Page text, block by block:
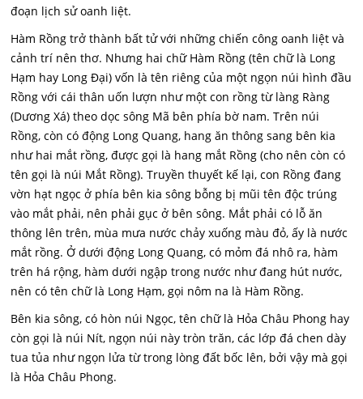
đoạn lịch sử oanh liệt.
Hàm Rồng trở thành bất tử với những chiến công oanh liệt và
cảnh trí nên thơ. Nhưng hai chữ Hàm Rồng (tên chữ là Long
Hạm hay Long Đại) vốn là tên riêng của một ngọn núi hình đầu
Rồng với cái thân uốn lượn như một con rồng từ làng Ràng
(Dương Xá) theo dọc sông Mã bên phía bờ nam. Trên núi
Rồng, còn có động Long Quang, hang ăn thông sang bên kia
như hai mắt rồng, được gọi là hang mắt Rồng (cho nên còn có
tên gọi là núi Mắt Rồng). Truyền thuyết kế lại, con Rồng đang
vờn hạt ngọc ở phía bên kia sông bỗng bị mũi tên độc trúng
vào mắt phải, nên phải gục ở bên sông. Mắt phải có lỗ ăn
thông lên trên, mùa mưa nước chảy xuống màu đỏ, ấy là nước
mắt rồng. Ở dưới động Long Quang, có mỏm đá nhô ra, hàm
trên há rộng, hàm dưới ngập trong nước như đang hút nước,
nên có tên chữ là Long Hạm, gọi nôm na là Hàm Rồng.
Bên kia sông, có hòn núi Ngọc, tên chữ là Hỏa Châu Phong hay
còn gọi là núi Nít, ngọn núi này tròn trăn, các lớp đá chen dày
tua tủa như ngọn lửa từ trong lòng đất bốc lên, bởi vậy mà gọi
là Hỏa Châu Phong.